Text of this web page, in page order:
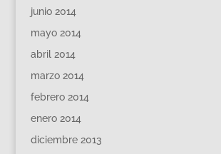
junio 2014
mayo 2014
abril 2014
marzo 2014
febrero 2014
enero 2014
diciembre 2013